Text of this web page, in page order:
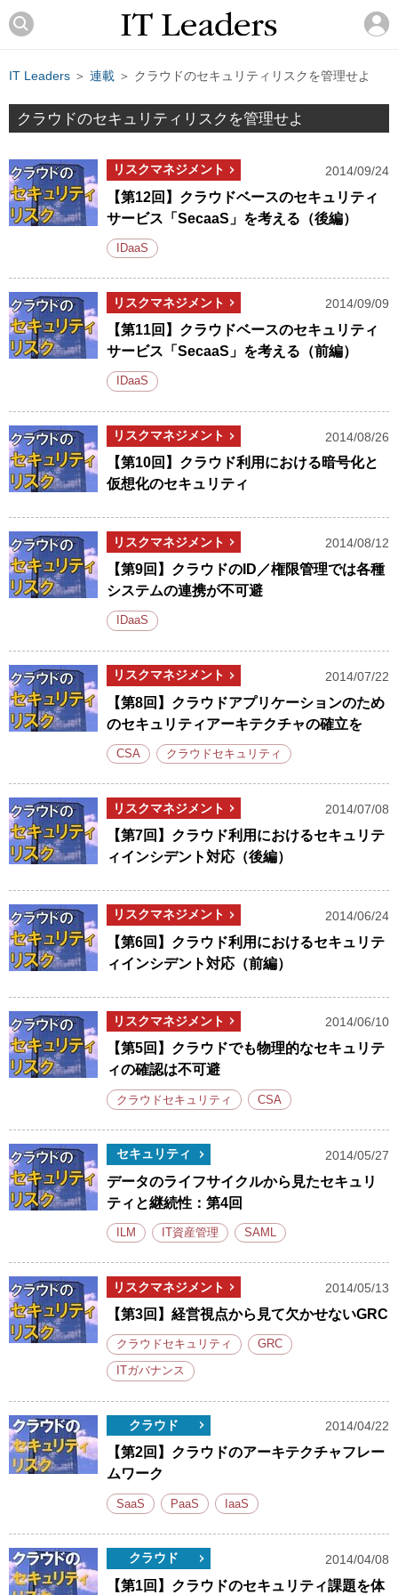
IT Leaders ＞ 連載 ＞ クラウドのセキュリティリスクを管理せよ
クラウドのセキュリティリスクを管理せよ
リスクマネジメント 2014/09/24
【第12回】クラウドベースのセキュリティ
サービス「SecaaS」を考える（後編）
IDaaS
リスクマネジメント 2014/09/09
【第11回】クラウドベースのセキュリティ
サービス「SecaaS」を考える（前編）
IDaaS
リスクマネジメント 2014/08/26
【第10回】クラウド利用における暗号化と
仮想化のセキュリティ
リスクマネジメント 2014/08/12
【第9回】クラウドのID／権限管理では各種
システムの連携が不可避
IDaaS
リスクマネジメント 2014/07/22
【第8回】クラウドアプリケーションのため
のセキュリティアーキテクチャの確立を
CSA クラウドセキュリティ
リスクマネジメント 2014/07/08
【第7回】クラウド利用におけるセキュリテ
ィインシデント対応（後編）
リスクマネジメント 2014/06/24
【第6回】クラウド利用におけるセキュリテ
ィインシデント対応（前編）
リスクマネジメント 2014/06/10
【第5回】クラウドでも物理的なセキュリテ
ィの確認は不可避
クラウドセキュリティ CSA
セキュリティ 2014/05/27
データのライフサイクルから見たセキュリ
ティと継続性：第4回
ILM IT資産管理 SAML
リスクマネジメント 2014/05/13
【第3回】経営視点から見て欠かせないGRC
クラウドセキュリティ GRC
ITガバナンス
クラウド 2014/04/22
【第2回】クラウドのアーキテクチャフレー
ムワーク
SaaS PaaS IaaS
クラウド 2014/04/08
【第1回】クラウドのセキュリティ課題を体